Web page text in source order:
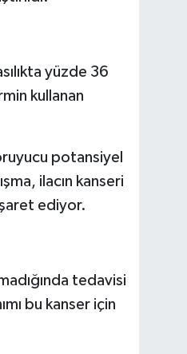
yüzde 36
kullanan
potansiyel
ilacın kanseri
ediyor.
tedavisi
bu kanser için